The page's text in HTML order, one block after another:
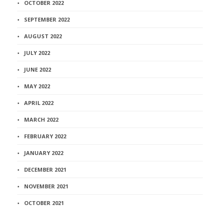
OCTOBER 2022
SEPTEMBER 2022
AUGUST 2022
JULY 2022
JUNE 2022
MAY 2022
APRIL 2022
MARCH 2022
FEBRUARY 2022
JANUARY 2022
DECEMBER 2021
NOVEMBER 2021
OCTOBER 2021